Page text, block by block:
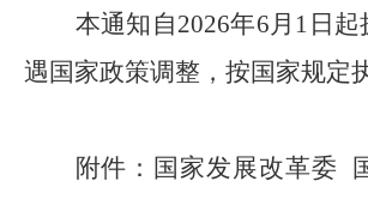
本通知自2026年6 月 1 日
遇国家政策调整，按国家规定
附件：国家发展改革委